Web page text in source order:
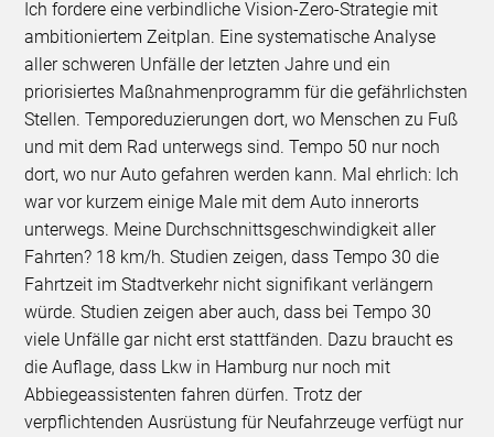
Ich fordere eine verbindliche Vision-Zero-Strategie mit
ambitioniertem Zeitplan. Eine systematische Analyse
aller schweren Unfälle der letzten Jahre und ein
priorisiertes Maßnahmenprogramm für die gefährlichsten
Stellen. Temporeduzierungen dort, wo Menschen zu Fuß
und mit dem Rad unterwegs sind. Tempo 50 nur noch
dort, wo nur Auto gefahren werden kann. Mal ehrlich: Ich
war vor kurzem einige Male mit dem Auto innerorts
unterwegs. Meine Durchschnittsgeschwindigkeit aller
Fahrten? 18 km/h. Studien zeigen, dass Tempo 30 die
Fahrtzeit im Stadtverkehr nicht signifikant verlängern
würde. Studien zeigen aber auch, dass bei Tempo 30
viele Unfälle gar nicht erst stattfänden. Dazu braucht es
die Auflage, dass Lkw in Hamburg nur noch mit
Abbiegeassistenten fahren dürfen. Trotz der
verpflichtenden Ausrüstung für Neufahrzeuge verfügt nur